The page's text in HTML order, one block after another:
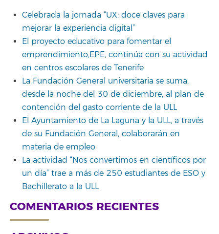
Celebrada la jornada “UX: doce claves para
mejorar la experiencia digital”
El proyecto educativo para fomentar el
emprendimiento,EPE, continúa con su actividad
en centros escolares de Tenerife
La Fundación General universitaria se suma,
desde la noche del 30 de diciembre, al plan de
contención del gasto corriente de la ULL
El Ayuntamiento de La Laguna y la ULL, a través
de su Fundación General, colaborarán en
materia de empleo
La actividad “Nos convertimos en científicos por
un día” trae a más de 250 estudiantes de ESO y
Bachillerato a la ULL
COMENTARIOS RECIENTES